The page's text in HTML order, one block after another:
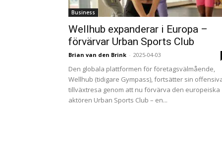
Business
Wellhub expanderar i Europa –
förvärvar Urban Sports Club
Brian van den Brink - 2025-04-03
Den globala plattformen för företagsvälmående,
Wellhub (tidigare Gympass), fortsätter sin
tillväxtresa genom att nu förvärva den europeiska
aktören Urban Sports Club – en...